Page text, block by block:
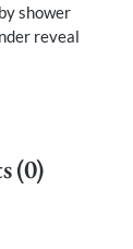
shower
reveal
(0)